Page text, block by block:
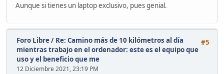
Aunque si tienes un laptop exclusivo, pues genial.
#5
Foro Libre/ Re: Camino más de 10 kilómetros al día
mientras trabajo en el ordenador: este es el equipo que
uso y el beneficio que me
12 Diciembre 2021, 23:19 PM